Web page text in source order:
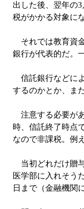
出した後、翌年の
税がかかる対象に
それでは教育資
銀行が代表的だ。
信託銀行などに
するのかとか、ま
注意する必要が
時、信託終了時点
なので非課税。例
当初どれだけ贈
医学部に入れそう
日まで（金融機関